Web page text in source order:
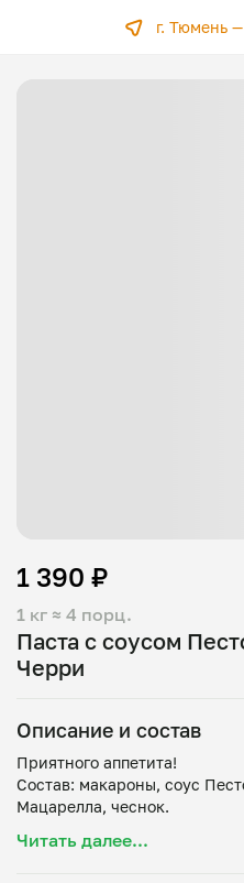
г. Тюмень —
Паста с соусом
Черри
1 кг ≈ 4 порц.
1 390 ₽
Описание и состав
Приятного аппетита!
Состав: макароны, соус
Читать далее...